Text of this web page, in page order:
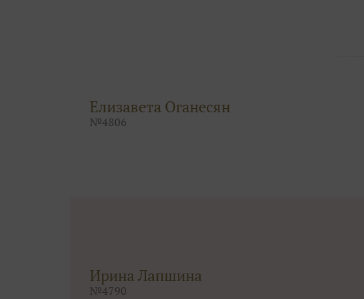
Елизавета Оганесян
№4806
Ирина Лапшина
№4790